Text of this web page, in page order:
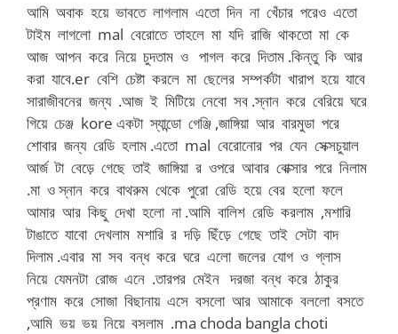
আমি অবাক হয়ে ভাবতে লাগলাম এতো দিন না খেঁচার পরেও এতো
টাইম লাগলো mal বেরোতে তাহলে মা যদি রাজি থাকতো মা কে
আজ আপন করে নিয়ে চুদতাম ও পাগল করে দিতাম .কিন্তু কি আর
করা যাবে.er বেশি চেষ্টা করলে মা ছেলের সম্পর্কটা খারাপ হয়ে যাবে
সারাজীবনের জন্য .আজ ই মিটিয়ে নেবো সব .স্নান করে বেরিয়ে ঘরে
গিয়ে চেঞ্জ kore একটা স্যান্ডো গেঞ্জি ,জাঙ্গিয়া আর বারমুডা পরে
শোবার জন্য রেডি হলাম .এতো mal বেরোনোর পর যেন সেক্সচুয়াল
আর্জ টা বেড়ে গেছে তাই জাঙ্গিয়া র ওপরে আবার বোক্সার পরে নিলাম
.মা ও স্নান করে বাথরুম থেকে পুরো রেডি হয়ে বের হলো ফলে
আমার আর কিছু দেখা হলো না .আমি বালিশ রেডি করলাম ,মশারি
টাঙাতে যাবো দেখলাম মশারি র দড়ি ছিঁড়ে গেছে তাই সেটা বাদ
দিলাম .এবার মা সব বন্ধ করে ঘরে এলো জলের যোগ ও গ্লাস
নিয়ে যেমনটা রোজ এনে .তারপর মেইন দরজা বন্ধ করে ঠাকুর
প্রণাম করে সোজা বিছানায় এসে বসলো আর আমাকে বললো বসতে
,আমি ভয় ভয় নিয়ে বসলাম .ma choda bangla choti